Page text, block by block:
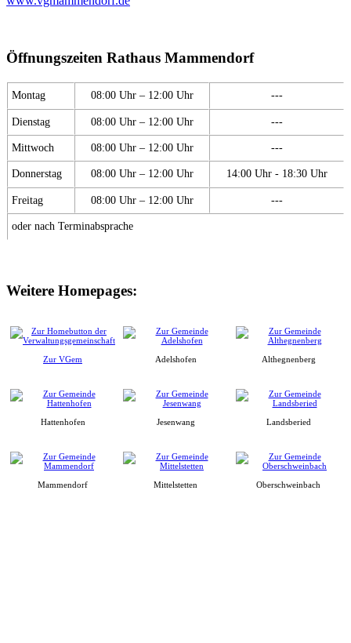
Öffnungszeiten Rathaus Mammendorf
Montag 08:00 Uhr – 12:00 Uhr ---
Dienstag 08:00 Uhr – 12:00 Uhr ---
Mittwoch 08:00 Uhr – 12:00 Uhr ---
Donnerstag 08:00 Uhr – 12:00 Uhr 14:00 Uhr - 18:30 Uhr
Freitag 08:00 Uhr – 12:00 Uhr ---
oder nach Terminabsprache
Weitere Homepages:
Zur VGem Adelshofen Althegnenberg
Hattenhofen Jesenwang Landsberied
Mammendorf Mittelstetten Oberschweinbach